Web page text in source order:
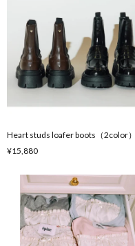
Heart studs loafer boots（2color）
¥15,880